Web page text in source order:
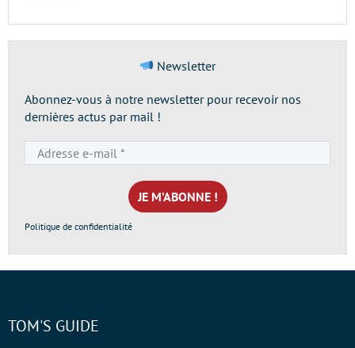
Newsletter
Abonnez-vous à notre newsletter pour recevoir nos
dernières actus par mail !
e-
mail
*
Politique de confidentialité
TOM'S GUIDE